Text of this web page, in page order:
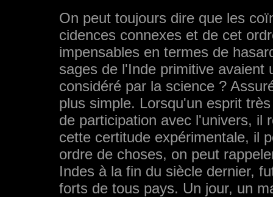
On peut toujours dire que les
cidences connexes et de cet
impen­sables en termes de
sages de l'Inde primitive avaient
considéré par la science ?
plus simple. Lorsqu'un esprit
de participation avec l'univers, il
cette certitude expé­rimentale, il
ordre de choses, on peut
Indes à la fin du siècle dernier,
forts de tous pays. Un jour, un